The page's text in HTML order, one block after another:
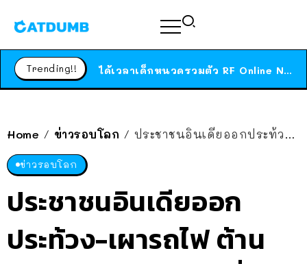
Trending!!
Home / ข่าวรอบโลก / ประชาชนอินเดียออกประท้วง-เผารถไฟ ต้านกฎเกณฑ์ทหารใหม่ ที่ลดเวลาจาก 15 ปี เหลือ 4 ปี
ข่าวรอบโลก
ประชาชนอินเดียออก
ประท้วง-เผารถไฟ ต้าน